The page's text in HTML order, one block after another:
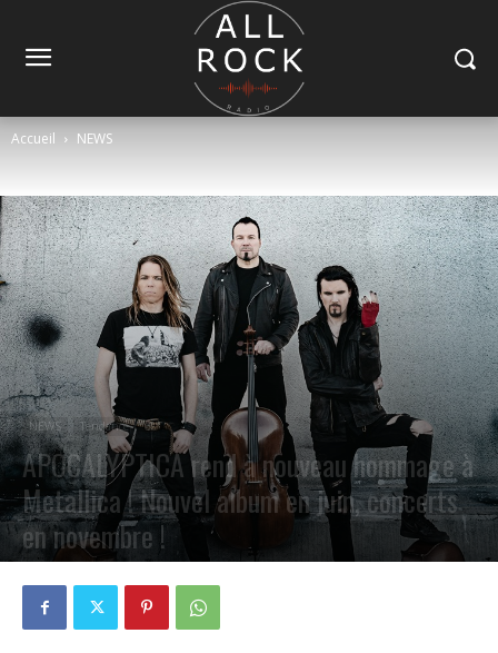
Accueil NEWS
NEWS Tendance
APOCALYPTICA rend à nouveau hommage à
Metallica ! Nouvel album en juin, concerts
en novembre !